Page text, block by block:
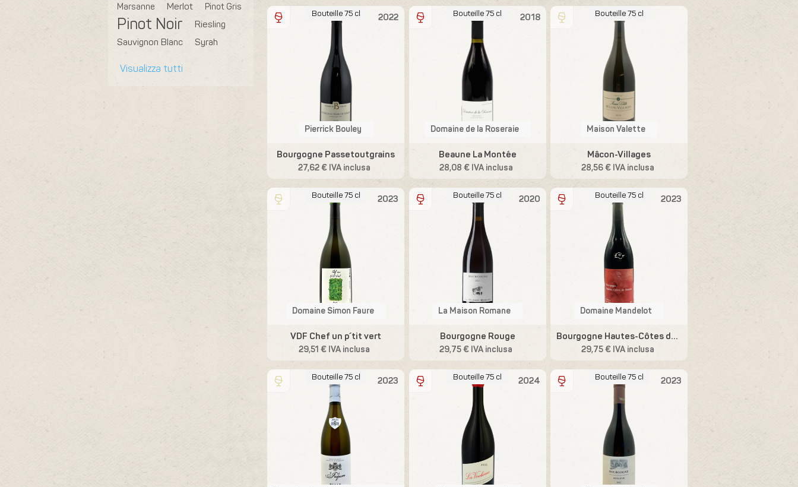
Marsanne
Merlot Pinot Gris
Pinot Noir
Riesling
Sauvignon Blanc
Syrah
Visualizza tutti
2022
Bouteille 75 cl
Pierrick Bouley
Bourgogne Passetoutgrains
27,62 € IVA inclusa
2018
Bouteille 75 cl
Domaine de la Roseraie
Beaune La Montée
28,08 € IVA inclusa
Bouteille 75 cl
Maison Valette
Mâcon-Villages
28,56 € IVA inclusa
2023
Bouteille 75 cl
Domaine Simon Faure
VDF Chef un p´tit vert
29,51 € IVA inclusa
2020
Bouteille 75 cl
La Maison Romane
Bourgogne Rouge
29,75 € IVA inclusa
2023
Bouteille 75 cl
Domaine Mandelot
Bourgogne Hautes-Côtes de Beaune
29,75 € IVA inclusa
2023
Bouteille 75 cl 2024
Bouteille 75 cl 2023
Bouteille 75 cl